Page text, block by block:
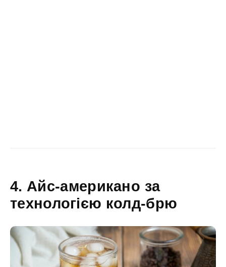
4. Айс-американо за
технологією колд-брю